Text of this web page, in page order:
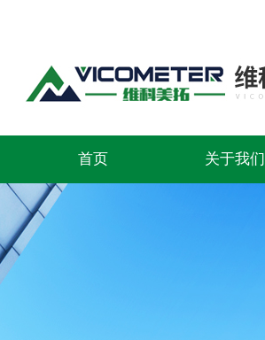
首页 关于我们